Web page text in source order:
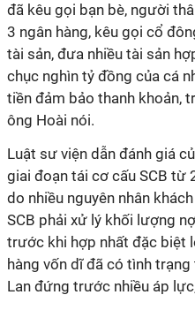
đã kêu gọi bạn bè, người
3 ngân hàng, kêu gọi cổ
tài sản, đưa nhiều tài sản
chục nghìn tỷ đồng của cá
tiền đảm bảo thanh khoản,
ông Hoài nói.
Luật sư viện dẫn đánh giá
giai đoạn tái cơ cấu SCB từ
do nhiều nguyên nhân
SCB phải xử lý khối lượng
trước khi hợp nhất đặc biệt
hàng vốn dĩ đã có tình
Lan đứng trước nhiều áp